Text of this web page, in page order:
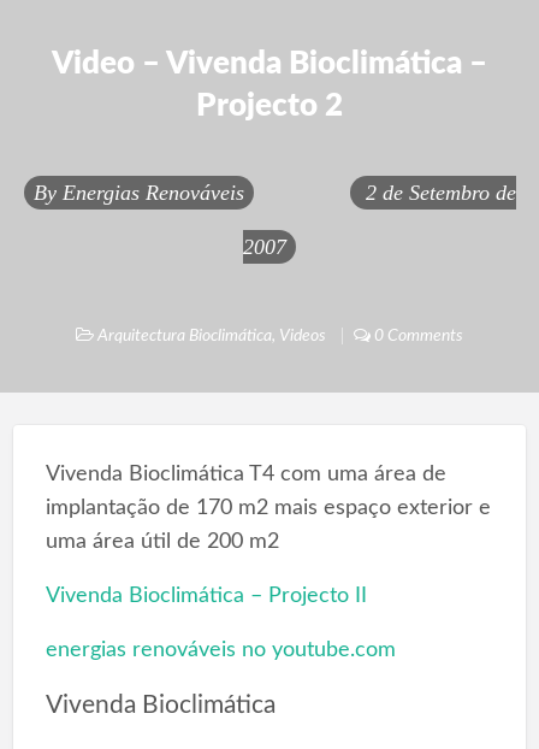
Video – Vivenda Bioclimática –
Projecto 2
By Energias Renováveis 2 de Setembro de
2007
Arquitectura Bioclimática, Videos 0 Comments
Vivenda Bioclimática T4 com uma área de
implantação de 170 m2 mais espaço exterior e
uma área útil de 200 m2
Vivenda Bioclimática – Projecto II
energias renováveis no youtube.com
Vivenda Bioclimática